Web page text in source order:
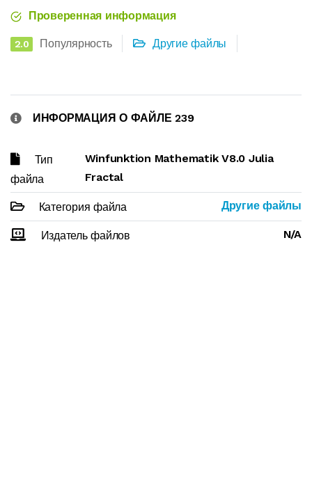
Проверенная информация
2.0 Популярность Другие файлы
ИНФОРМАЦИЯ О ФАЙЛЕ 239
Тип
файла
Winfunktion Mathematik V8.0 Julia
Fractal
Категория файла Другие файлы
Издатель файлов N/A